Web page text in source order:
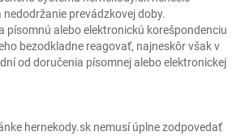
prevádzkovej doby.
písomnú alebo elektronickú korešpondenciu
bezodkladne reagovať, najneskôr však v
od doručenia písomnej alebo elektronickej
hernekody.sk nemusí úplne zodpovedať